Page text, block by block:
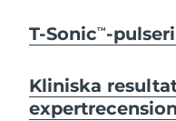
T-SonicTM -
Kliniska